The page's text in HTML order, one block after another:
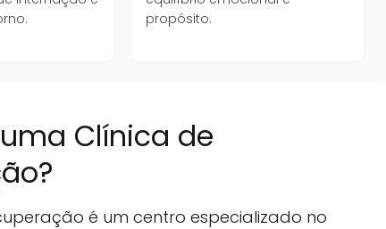
propósito.
Clínica de
é um centro especializado no